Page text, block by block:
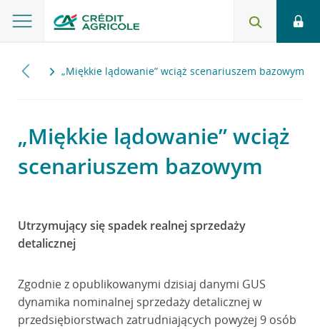
2023 „Miękkie lądowanie” wciąż scenariuszem bazowym
„Miękkie lądowanie” wciąż
scenariuszem bazowym
Utrzymujący się spadek realnej sprzedaży
detalicznej
Zgodnie z opublikowanymi dzisiaj danymi GUS
dynamika nominalnej sprzedaży detalicznej w
przedsiębiorstwach zatrudniających powyżej 9 osób